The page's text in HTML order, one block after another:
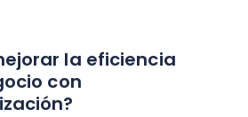
la eficiencia
con